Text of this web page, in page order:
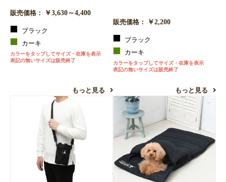
販売価格： ￥3,630～4,400
ブラック
カーキ
カラーをタップしてサイズ・在庫を表示
表記の無いサイズは販売終了
もっと見る
販売価格： ￥2,200
ブラック
カーキ
カラーをタップしてサイズ・在庫を表示
表記の無いサイズは販売終了
もっと見る